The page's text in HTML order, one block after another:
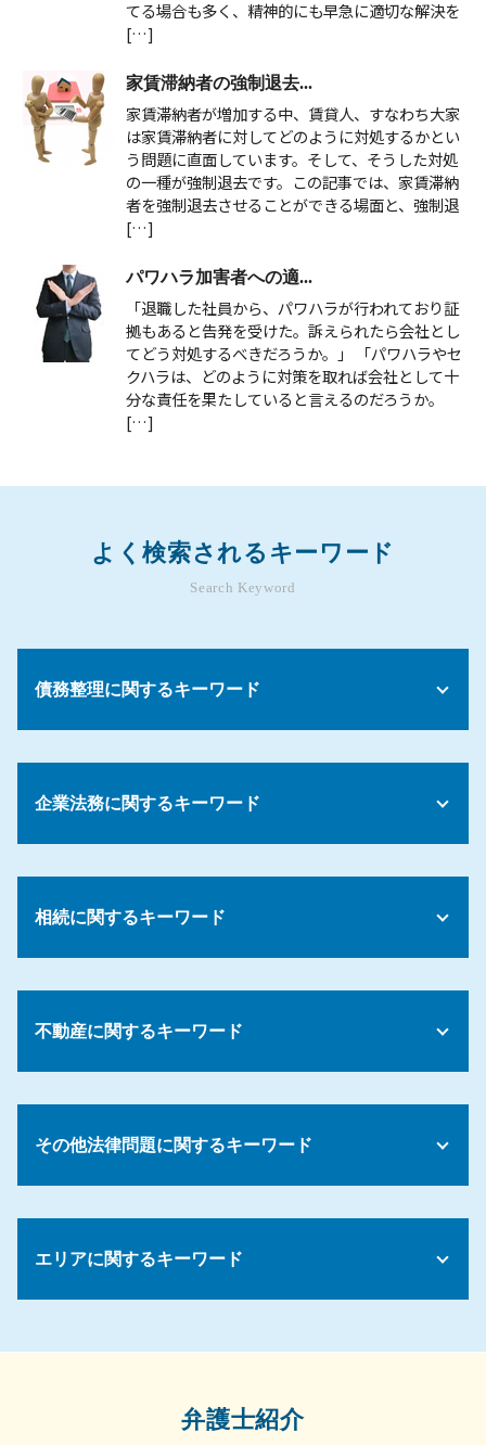
てる場合も多く、精神的にも早急に適切な解決を
[…]
家賃滞納者の強制退去...
家賃滞納者が増加する中、賃貸人、すなわち大家
は家賃滞納者に対してどのように対処するかとい
う問題に直面しています。そして、そうした対処
の一種が強制退去です。この記事では、家賃滞納
者を強制退去させることができる場面と、強制退
[…]
パワハラ加害者への適...
「退職した社員から、パワハラが行われており証
拠もあると告発を受けた。訴えられたら会社とし
てどう対処するべきだろうか。」 「パワハラやセ
クハラは、どのように対策を取れば会社として十
分な責任を果たしていると言えるのだろうか。
[…]
よく検索されるキーワード
Search Keyword
債務整理に関するキーワード
債務 認識
債務整理 訴えられた
債務整理 弁護士事務所
債務 調べる方法
債務整理 デメリット 車
債務整理 paypay
債務整理 医療ローン
債務整理とは
債務整理とは 自己破産
債務整理 借り入れ
債務 経費
企業法務に関するキーワード
コンプライアンス パワハラ
懲戒処分 出勤停止
パワハラ 対策
会社 解雇
就業規則とは
パワハラ 対応
コンプライアンス 従業員
解雇 手順
労務 紛争
パワハラ 訴えられたら
相続に関するキーワード
相続放棄 必要書類
遺留分 減殺請求権 相続
妻 遺留分
相続 兄弟 子供
相続放棄 申述書
配偶者 法定相続分
遺留分 兄弟
相続 遺留分 計算
遺産分割協議書 作成
遺言書 1人に相続
不動産に関するキーワード
不動産トラブル 無料相談 弁護士
契約トラブル 相談
家賃滞納 裁判
賃貸 退去トラブル
家賃滞納 強制退去
その他法律問題に関するキーワード
債権回収 会社 取立て
顧問弁護士
売掛金 払っ てくれ ない
顧問弁護士 メリット
売掛金 回収 できない
エリアに関するキーワード
不動産トラブル 弁護士 相談 川崎市
債権回収 弁護士 相談 横浜市
企業法務 弁護士 相談 川崎市
弁護士紹介